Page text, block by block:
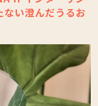
い澄んだうるお